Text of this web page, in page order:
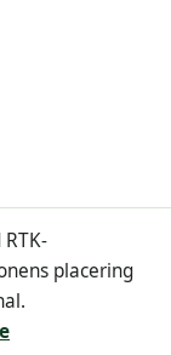
placering